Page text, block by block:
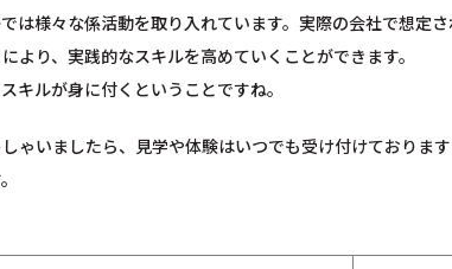
は様々な係活動を取り入れています。実際の会社で想定
より、実践的なスキルを高めていくことができます。
キルが身に付くということですね。
ゃいましたら、見学や体験はいつでも受け付けておりま